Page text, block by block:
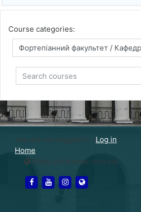
Course categories:
Search courses
You are not logged in. (Log in)
Home
https://m.knmau.com.ua/
https://www.facebook.com/
https://https://